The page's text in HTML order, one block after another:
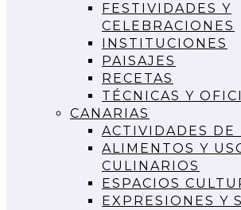
FESTIVIDADES Y
CELEBRACIONES
INSTITUCIONES
PAISAJES
RECETAS
TÉCNICAS Y
CANARIAS
ACTIVIDADES DE
ALIMENTOS Y
CULINARIOS
ESPACIOS
EXPRESIONES Y